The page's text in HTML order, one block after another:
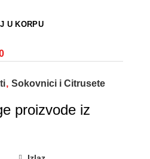
U KORPU
, Sokovnici i Citrusete
proizvode iz